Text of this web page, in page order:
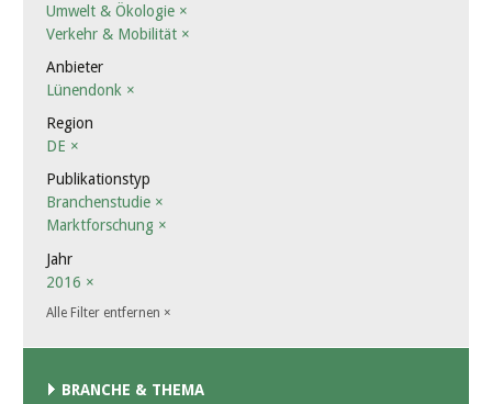
Umwelt & Ökologie ×
Verkehr & Mobilität ×
Anbieter
Lünendonk ×
Region
DE ×
Publikationstyp
Branchenstudie ×
Marktforschung ×
Jahr
2016 ×
Alle Filter entfernen ×
BRANCHE & THEMA